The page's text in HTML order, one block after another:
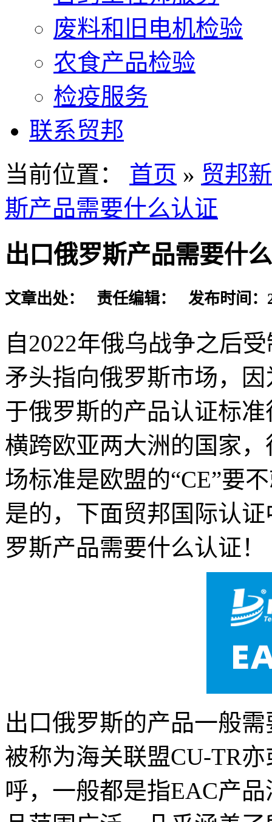
废料和旧电机检验
农食产品检验
检疫服务
联系贸邦
当前位置：
首页 » 贸邦
斯产品需要什么认证
出口俄罗斯产品需要什
文章出处： 责任编辑： 发布时间：
自2022年俄乌战争之后
矛头指向俄罗斯市场，
于俄罗斯的产品认证标
横跨欧亚两大洲的国家
场标准是欧盟的“CE”要
是的，下面贸邦国际认
罗斯产品需要什么认证！
出口俄罗斯的产品一般
被称为海关联盟CU-TR
呼，一般都是指EAC产